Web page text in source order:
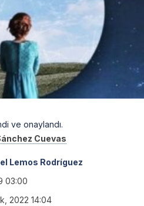
ve onaylandı.
Cuevas
Lemos Rodríguez
03:00
2022 14:04